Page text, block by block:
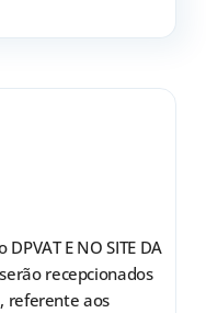
E NO SITE DA
recepcionados
referente aos